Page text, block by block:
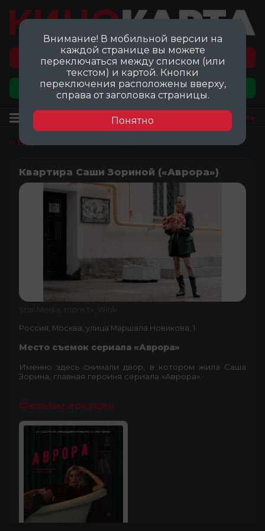
Перейти на карту локаций ©
Добавить локацию
Посмотреть на карте
‹‹ Перейти ко всем локациям
Квартира Саши Зориной («Аврора»)
Star Media, more.tv, Wink
Россия, Москва, улица Маршала Новикова, 1
Место съемок сериала «Аврора»
Именно здесь снимали двор, в котором жила Саша
Зорина, главная героиня сериала «Аврора».
Фильмы локации
Внимание! В мобильной версии на
каждой странице вы можете
переключаться между списком (или
текстом) и картой. Кнопки
переключения расположены вверху,
справа от заголовка страницы.
Понятно